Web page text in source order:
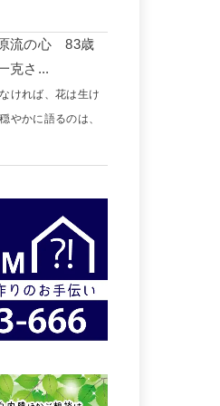
流の心 83歳
克さ...
ければ、花は生け
やかに語るのは、